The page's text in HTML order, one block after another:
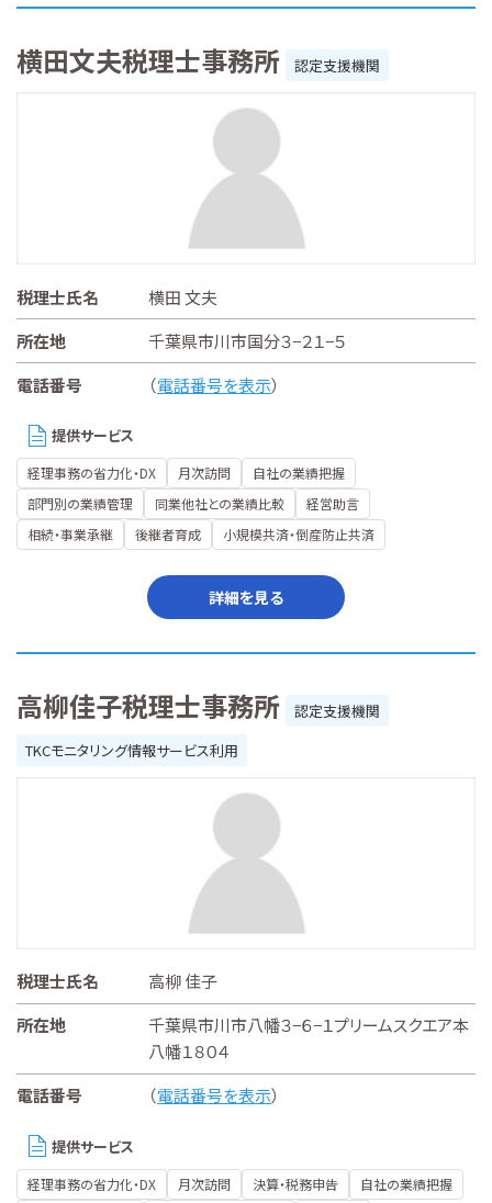
横田文夫税理士事務所 認定支援機関
税理士氏名
横田 文夫
所在地
千葉県市川市国分３−２１−５
電話番号
（電話番号を表示）
提供サービス
経理事務の省力化・DX 月次訪問
自社の業績把握
部門別の業績管理
同業他社との業績比較
経営助言
相続・事業承継
後継者育成 小規模共済・倒産防止共済
詳細を見る
高柳佳子税理士事務所
認定支援機関
TKCモニタリング情報サービス利用
税理士氏名
高柳 佳子
所在地
千葉県市川市八幡３−６−１プリームスクエア本
八幡１８０４
電話番号
（電話番号を表示）
提供サービス
経理事務の省力化・DX 月次訪問 決算・税務申告
自社の業績把握